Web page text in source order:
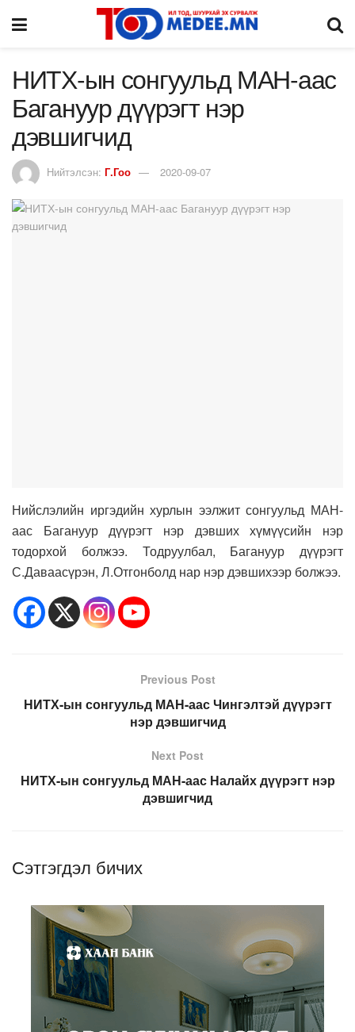
НИТХ-ын сонгуульд МАН-аас
Багануур дүүрэгт нэр
дэвшигчид
Нийтэлсэн: Г.Гоо 2020-09-07
Нийслэлийн иргэдийн хурлын ээлжит сонгуульд МАН-
аас Багануур дүүрэгт нэр дэвших хүмүүсийн нэр
тодорхой болжээ. Тодруулбал, Багануур дүүрэгт
С.Даваасүрэн, Л.Отгонболд нар нэр дэвшихээр болжээ.
Previous Post
НИТХ-ын сонгуульд МАН-аас Чингэлтэй дүүрэгт
нэр дэвшигчид
Next Post
НИТХ-ын сонгуульд МАН-аас Налайх дүүрэгт нэр
дэвшигчид
Сэтгэгдэл бичих